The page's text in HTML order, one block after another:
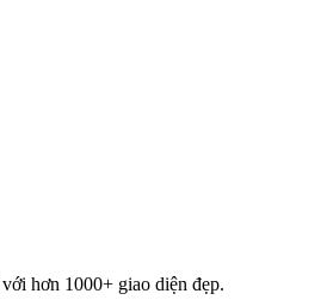
hơn 1000+ giao diện đẹp.